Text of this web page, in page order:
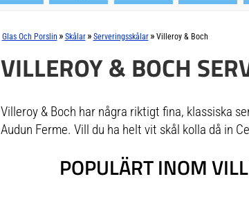
Glas Och Porslin » Skålar » Serveringsskålar » Villeroy & Boch
VILLEROY & BOCH
Villeroy & Boch har några riktigt fina, klassiska
Audun Ferme. Vill du ha helt vit skål kolla då in
POPULÄRT INOM